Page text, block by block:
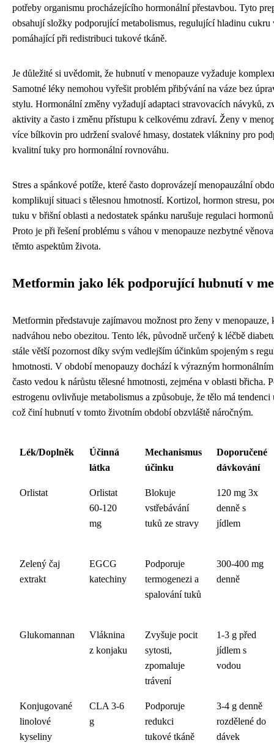
potřeby organismu procházejícího hormonální přestavbou. Tyto
obsahují složky podporující metabolismus, regulující hladinu cukru
pomáhající při redistribuci tukové tkáně.
Je důležité si uvědomit, že hubnutí v menopauze vyžaduje
Samotné léky nemohou vyřešit problém přibývání na váze bez
stylu. Hormonální změny vyžadují adaptaci stravovacích návyků,
aktivity a často i změnu přístupu k celkovému zdraví. Ženy v
více bílkovin pro udržení svalové hmasy, dostatek vlákniny pro
kvalitní tuky pro hormonální rovnováhu.
Stres a spánkové potíže, které často doprovázejí menopauzální
komplikují situaci s tělesnou hmotností. Kortizol, hormon stresu,
tuku v břišní oblasti a nedostatek spánku narušuje regulaci
Proto je při řešení problému s váhou v menopauze nezbytné
těmto aspektům života.
Metformin jako lék podporující hubnutí v
Metformin představuje zajímavou možnost pro ženy v menopauze,
nadváhou nebo obezitou. Tento lék, původně určený k léčbě
stále větší pozornost díky svým vedlejším účinkům spojeným s
hmotnosti. V období menopauzy dochází k výrazným
často vedou k nárůstu tělesné hmotnosti, zejména v oblasti břicha.
estrogenu ovlivňuje metabolismus a způsobuje, že tělo má
což činí hubnutí v tomto životním období obzvláště náročným.
Lék/Doplněk
Účinná
látka
Mechanismus
účinku
Doporučené
dávkování
Orlistat
Orlistat
60-120
mg
Blokuje
vstřebávání
tuků ze stravy
120 mg 3x
denně s
jídlem
Zelený čaj
extrakt
EGCG
katechiny
Podporuje
termogenezi a
spalování tuků
300-400 mg
denně
Glukomannan
Vláknina
z konjaku
Zvyšuje pocit
sytosti,
zpomaluje
trávení
1-3 g před
jídlem s
vodou
Konjugované
linolové
kyseliny
CLA 3-6
g
Podporuje
redukci
tukové tkáně
3-4 g denně
rozdělené do
dávek